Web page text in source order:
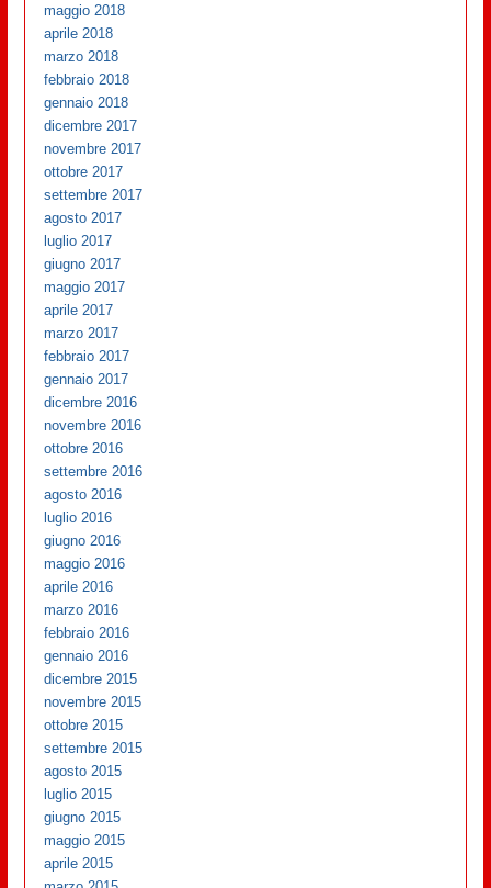
maggio 2018
aprile 2018
marzo 2018
febbraio 2018
gennaio 2018
dicembre 2017
novembre 2017
ottobre 2017
settembre 2017
agosto 2017
luglio 2017
giugno 2017
maggio 2017
aprile 2017
marzo 2017
febbraio 2017
gennaio 2017
dicembre 2016
novembre 2016
ottobre 2016
settembre 2016
agosto 2016
luglio 2016
giugno 2016
maggio 2016
aprile 2016
marzo 2016
febbraio 2016
gennaio 2016
dicembre 2015
novembre 2015
ottobre 2015
settembre 2015
agosto 2015
luglio 2015
giugno 2015
maggio 2015
aprile 2015